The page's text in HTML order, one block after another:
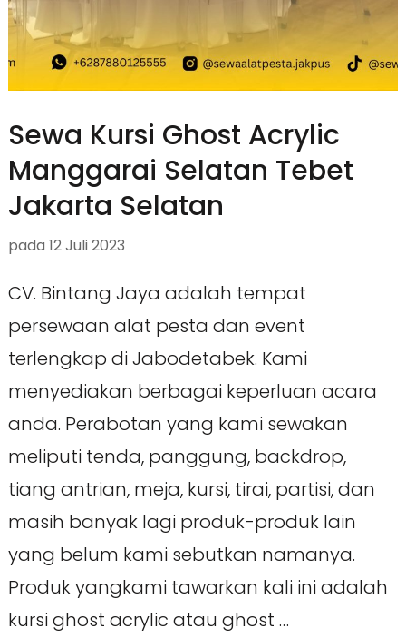
Sewa Kursi Ghost Acrylic
Manggarai Selatan Tebet
Jakarta Selatan
pada 12 Juli 2023
CV. Bintang Jaya adalah tempat
persewaan alat pesta dan event
terlengkap di Jabodetabek. Kami
menyediakan berbagai keperluan acara
anda. Perabotan yang kami sewakan
meliputi tenda, panggung, backdrop,
tiang antrian, meja, kursi, tirai, partisi, dan
masih banyak lagi produk-produk lain
yang belum kami sebutkan namanya.
Produk yangkami tawarkan kali ini adalah
kursi ghost acrylic atau ghost …